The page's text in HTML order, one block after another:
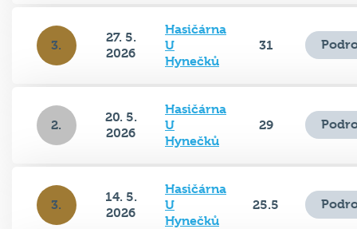
3.
27. 5.
2026
Hasičárna
U
Hynečků
31
2.
20. 5.
2026
Hasičárna
U
Hynečků
29
3.
14. 5.
2026
Hasičárna
U
Hynečků
25.5